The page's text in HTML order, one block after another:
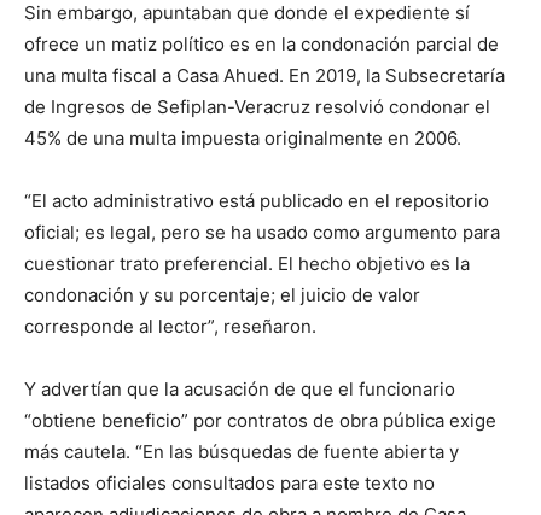
Sin embargo, apuntaban que donde el expediente sí
ofrece un matiz político es en la condonación parcial de
una multa fiscal a Casa Ahued. En 2019, la Subsecretaría
de Ingresos de Sefiplan-Veracruz resolvió condonar el
45% de una multa impuesta originalmente en 2006.
“El acto administrativo está publicado en el repositorio
oficial; es legal, pero se ha usado como argumento para
cuestionar trato preferencial. El hecho objetivo es la
condonación y su porcentaje; el juicio de valor
corresponde al lector”, reseñaron.
Y advertían que la acusación de que el funcionario
“obtiene beneficio” por contratos de obra pública exige
más cautela. “En las búsquedas de fuente abierta y
listados oficiales consultados para este texto no